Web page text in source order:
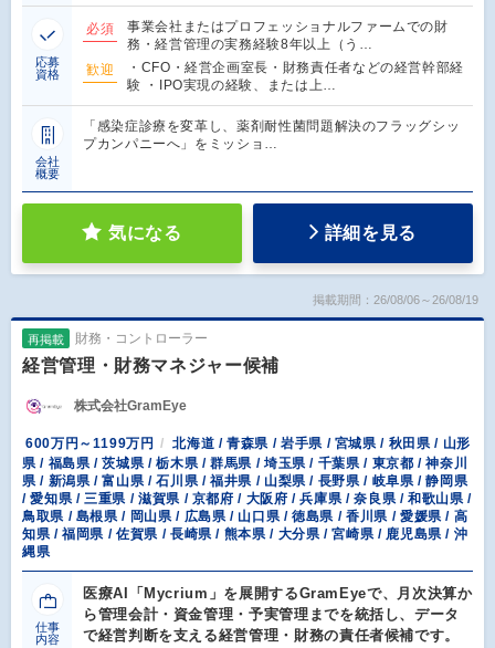
応募
資格
必須
事業会社またはプロフェッショナルファームでの財
務・経営管理の実務経験8年以上（う…
歓迎
・CFO・経営企画室長・財務責任者などの経営幹部経
験 ・IPO実現の経験、または上…
会社
概要
「感染症診療を変革し、薬剤耐性菌問題解決のフラッグシッ
プカンパニーへ」をミッショ…
気になる 詳細を見る
掲載期間：26/08/06～26/08/19
再掲載 財務・コントローラー
経営管理・財務マネジャー候補
株式会社GramEye
600万円～1199万円
北海道 / 青森県 / 岩手県 / 宮城県 / 秋田県 / 山形
県 / 福島県 / 茨城県 / 栃木県 / 群馬県 / 埼玉県 / 千葉県 / 東京都 / 神奈川
県 / 新潟県 / 富山県 / 石川県 / 福井県 / 山梨県 / 長野県 / 岐阜県 / 静岡県
/ 愛知県 / 三重県 / 滋賀県 / 京都府 / 大阪府 / 兵庫県 / 奈良県 / 和歌山県 /
鳥取県 / 島根県 / 岡山県 / 広島県 / 山口県 / 徳島県 / 香川県 / 愛媛県 / 高
知県 / 福岡県 / 佐賀県 / 長崎県 / 熊本県 / 大分県 / 宮崎県 / 鹿児島県 / 沖
縄県
仕事
内容
医療AI「Mycrium」を展開するGramEyeで、月次決算か
ら管理会計・資金管理・予実管理までを統括し、データ
で経営判断を支える経営管理・財務の責任者候補です。